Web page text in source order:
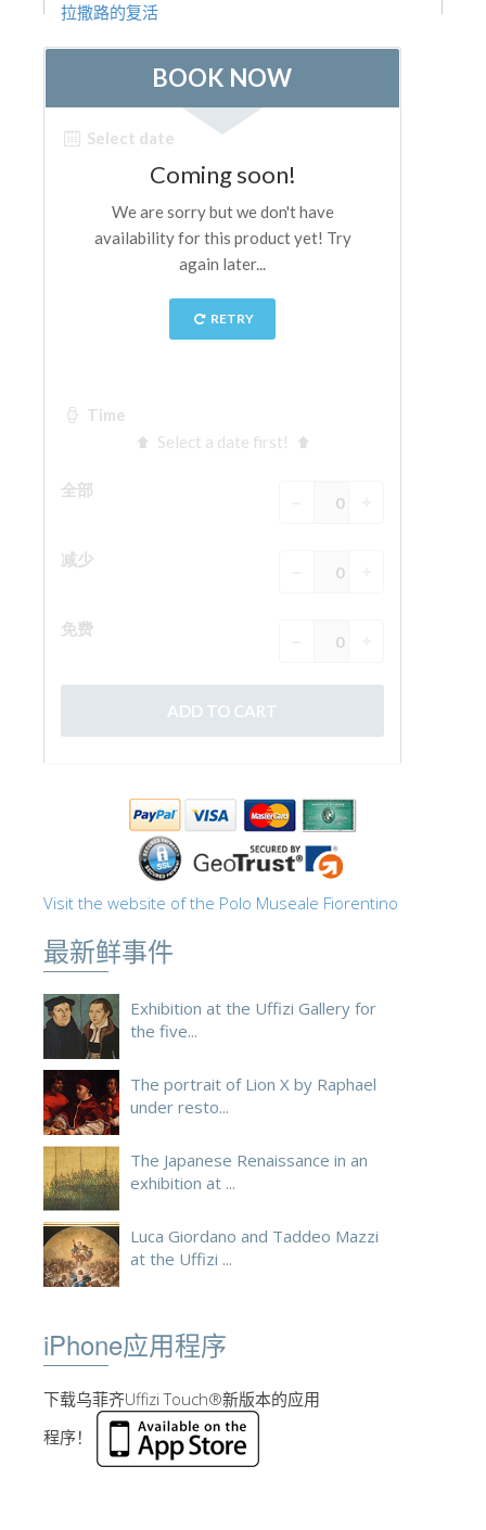
The Arnolfo\'s tower
Vasari Corridor
圣母玛利亚
圣十字教堂
现在预定
预约导游
拉撒路的复活
Visit the website of the Polo Museale Fiorentino
最新鲜事件
Exhibition at the Uffizi Gallery for
the five...
The portrait of Lion X by Raphael
under resto...
The Japanese Renaissance in an
exhibition at ...
Luca Giordano and Taddeo Mazzi
at the Uffizi ...
iPhone应用程序
下载乌菲齐Uffizi Touch®新版本的应用
程序！